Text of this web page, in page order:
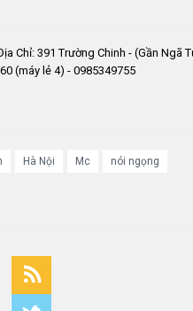
Chỉ: 391 Trường Chinh - (Gần Ngã
(máy lẻ 4) - 0985349755
Hà Nội Mc nói ngọng